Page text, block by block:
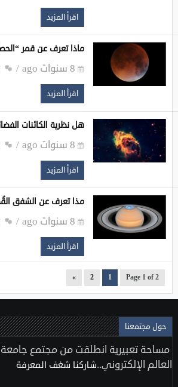
اقرأ المزيد
ماذا تعرف عن قمر
8 سنوات ago
اقرأ المزيد
هل نظرية الكائنات
8 سنوات ago
اقرأ المزيد
مذا تعرف عن الشفق
8 سنوات ago
اقرأ المزيد
Page 1 of 2
1
2
»
حول مجتمعنا
مساحة تعبيرية انطلقت من مجتمع جامعة
العالم الإلكتروني..شاركنا شغف المعرفة